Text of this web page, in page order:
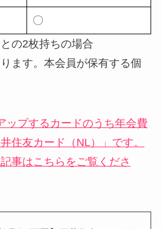
〇
の2枚持ちの場合
ます。本会員が保有する個
ップするカードのうち年会費
住友カード（NL）」です。
事はこちらをご覧くださ